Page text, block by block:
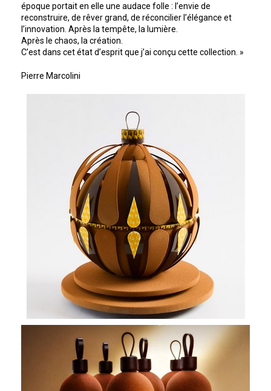
époque portait en elle une audace folle : l’envie de
reconstruire, de rêver grand, de réconcilier l’élégance et
l’innovation. Après la tempête, la lumière.
Après le chaos, la création.
C’est dans cet état d’esprit que j’ai conçu cette collection. »
Pierre Marcolini